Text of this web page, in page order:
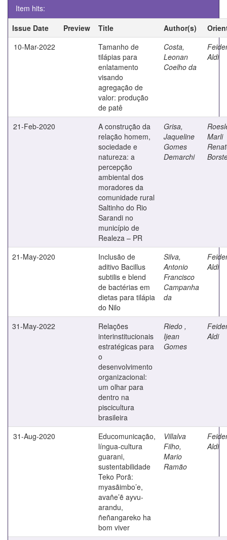
Item hits:
Issue Date
Preview Title Author(s)
10-Mar-2022
Tamanho de
tilápias para
enlatamento
visando
agregação de
valor: produção
de patê
Costa,
Leonan
Coelho da
Aldi
21-Feb-2020
A construção da
relação homem,
sociedade e
natureza: a
percepção
ambiental dos
moradores da
comunidade rural
Saltinho do Rio
Sarandi no
município de
Realeza – PR
Grisa,
Jaqueline
Gomes
Demarchi
Marli
21-May-2020
Inclusão de
aditivo Bacillus
subtilis e blend
de bactérias em
dietas para tilápia
do Nilo
Silva,
Antonio
Francisco
Campanha
da
Aldi
31-May-2022
Relações
interinstitucionais
estratégicas para
o
desenvolvimento
organizacional:
um olhar para
dentro na
piscicultura
brasileira
Riedo ,
Ijean
Gomes
Aldi
31-Aug-2020
Educomunicação,
língua-cultura
guarani,
sustentabilidade
Teko Porã:
myasãimbo’e,
avañe’ẽ ayvu-
arandu,
ñeñangareko ha
bom viver
Villalva
Filho,
Mario
Ramão
Aldi